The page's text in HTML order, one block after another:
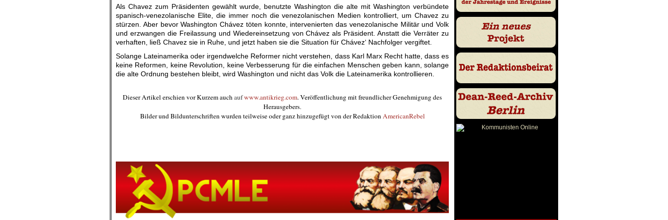
Als Chavez zum Präsidenten gewählt wurde, benutzte Washington die alte mit Washington verbündete
spanisch-venezolanische Elite, die immer noch die venezolanischen Medien kontrolliert, um Chavez zu
stürzen. Aber bevor Washington Chávez töten konnte, intervenierten das venezolanische Militär und Volk
und erzwangen die Freilassung und Wiedereinsetzung von Chávez als Präsident. Anstatt die Verräter zu
verhaften, ließ Chavez sie in Ruhe, und jetzt haben sie die Situation für Chávez‘ Nachfolger vergiftet.
Solange Lateinamerika oder irgendwelche Reformer nicht verstehen, dass Karl Marx Recht hatte, dass es
keine Reformen, keine Revolution, keine Verbesserung für die einfachen Menschen geben kann, solange
die alte Ordnung bestehen bleibt, wird Washington und nicht das Volk die Lateinamerika kontrollieren.
Dieser Artikel erschien vor Kurzem auch aufwww.antikrieg.com. Veröffentlichung mit freundlicher Genehmigung des
Herausgebers.
Bilder und Bildunterschriften wurden teilweise oder ganz hinzugefügt von der Redaktion AmericanRebel